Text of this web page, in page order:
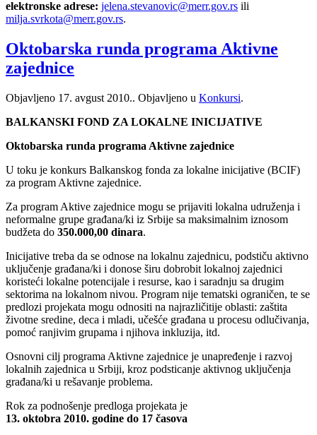
elektronske adrese: jelena.stevanovic@merr.gov.rs ili
milja.svrkota@merr.gov.rs.
Oktobarska runda programa Aktivne
zajednice
Objavljeno 17. avgust 2010.. Objavljeno u Konkursi.
BALKANSKI FOND ZA LOKALNE INICIJATIVE
Oktobarska runda programa Aktivne zajednice
U toku je konkurs Balkanskog fonda za lokalne inicijative (BCIF)
za program Aktivne zajednice.
Za program Aktive zajednice mogu se prijaviti lokalna udruženja i
neformalne grupe građana/ki iz Srbije sa maksimalnim iznosom
budžeta do 350.000,00 dinara.
Inicijative treba da se odnose na lokalnu zajednicu, podstiču aktivno
uključenje građana/ki i donose širu dobrobit lokalnoj zajednici
koristeći lokalne potencijale i resurse, kao i saradnju sa drugim
sektorima na lokalnom nivou. Program nije tematski ograničen, te se
predlozi projekata mogu odnositi na najrazličitije oblasti: zaštita
životne sredine, deca i mladi, učešće građana u procesu odlučivanja,
pomoć ranjivim grupama i njihova inkluzija, itd.
Osnovni cilj programa Aktivne zajednice je unapređenje i razvoj
lokalnih zajednica u Srbiji, kroz podsticanje aktivnog uključenja
građana/ki u rešavanje problema.
Rok za podnošenje predloga projekata je
13. oktobra 2010. godine do 17 časova